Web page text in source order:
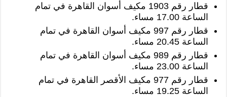
قطار رقم 1903 مكيف أسوان القاهرة في تمام
الساعة 17.00 مساء.
قطار رقم 997 مكيف أسوان القاهرة في تمام
الساعة 20.45 مساء.
قطار رقم 989 مكيف أسوان القاهرة في تمام
الساعة 23.00 مساء.
قطار رقم 977 مكيف الأقصر القاهرة في تمام
الساعة 19.25 مساء.